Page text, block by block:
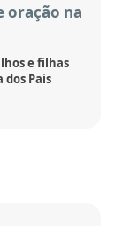
oração na
e filhas
dos Pais